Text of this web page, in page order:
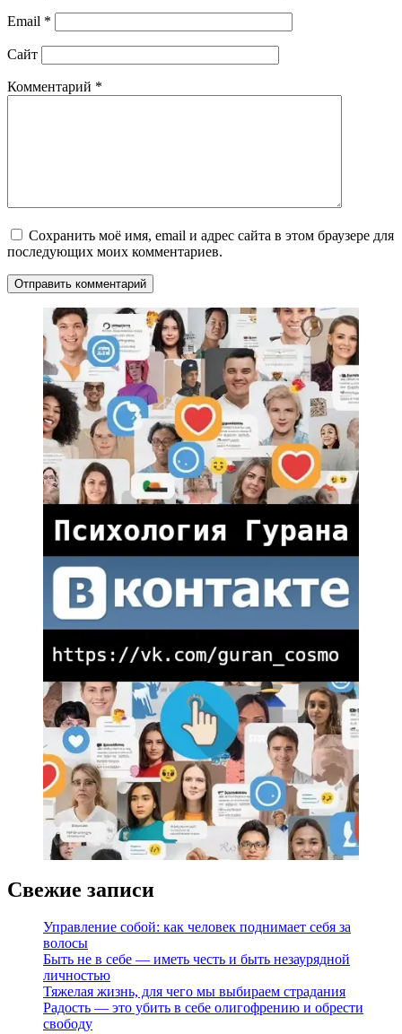
Email *
Сайт
Комментарий *
Сохранить моё имя, email и адрес сайта в этом браузере для
последующих моих комментариев.
Свежие записи
Управление собой: как человек поднимает себя за
волосы
Быть не в себе — иметь честь и быть незаурядной
личностью
Тяжелая жизнь, для чего мы выбираем страдания
Радость — это убить в себе олигофрению и обрести
свободу